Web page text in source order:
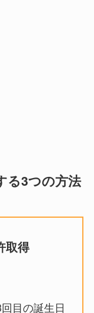
る3つの方法
取得
目の誕生日